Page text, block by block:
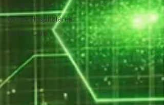
Dia das Mães
Obras Hospitalares
Health Care